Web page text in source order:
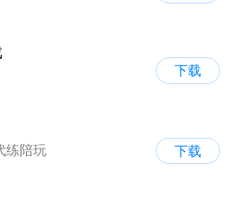
下载
练陪玩
下载